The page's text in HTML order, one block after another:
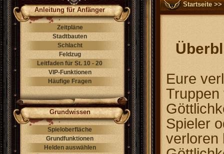
Anleitung für Anfänger
Zeitpläne
Stadtbauten
Schlacht
Feldzug
Leitfaden für St. 10 - 20
VIP-Funktionen
Häufige Fragen
Grundwissen
Spieloberfläche
Grundfunktionen
Helden auswählen
Startseite>>
Eure
Truppen
Spieler
verloren